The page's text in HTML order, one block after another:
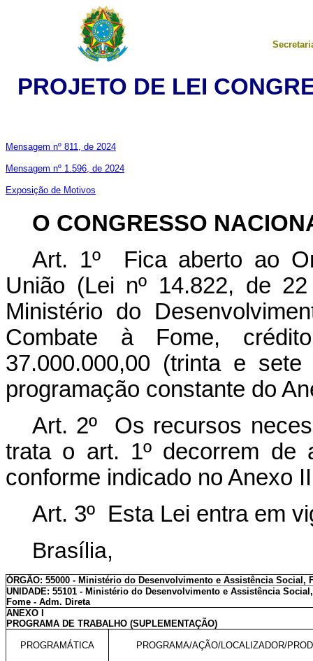
PROJETO DE LEI
Mensagem nº 811, de 2024
Mensagem nº 1.596, de 2024
Exposição de Motivos
O CONGRESSO
Art. 1º Fica aberto ao
União (Lei nº 14.822, de
Ministério do
Combate à Fome,
37.000.000,00 (trinta e
programação constante do
Art. 2º Os recursos
trata o art. 1º decorrem de
conforme indicado no Anexo
Art. 3º Esta Lei entra em
Brasília,
ÓRGÃO: 55000 - Ministério do Desenvolvimento e Assistência Social,
UNIDADE: 55101 - Ministério do Desenvolvimento e Assistência
Fome - Adm. Direta
ANEXO I
PROGRAMA DE TRABALHO (SUPLEMENTAÇÃO)
PROGRAMÁTICA PROGRAMA/AÇÃO/LOCALIZADOR/